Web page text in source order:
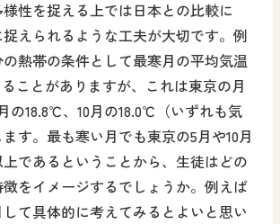
性を捉える上では日本との比較に
えられるような工夫が大切です。例
熱帯の条件として最寒月の平均気温
ことがありますが、これは東京の月
の18.8℃、10月の18.0℃（いずれも気
す。最も寒い月でも東京の5月や10月
であるということから、生徒はどの
をイメージするでしょうか。例えば
て具体的に考えてみるとよいと思い